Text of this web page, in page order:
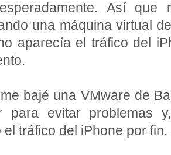
Así que
una máquina virtual
aparecía el tráfico del
bajé una VMware de
para evitar problemas
tráfico del iPhone por fin.